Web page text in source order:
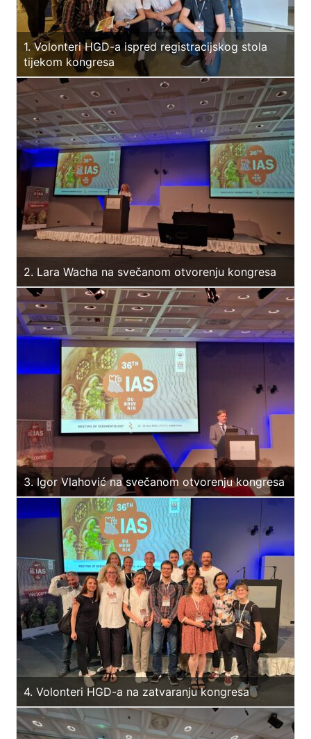
1. Volonteri HGD-a ispred registracijskog stola
tijekom kongresa
2. Lara Wacha na svečanom otvorenju kongresa
3. Igor Vlahović na svečanom otvorenju kongresa
4. Volonteri HGD-a na zatvaranju kongresa